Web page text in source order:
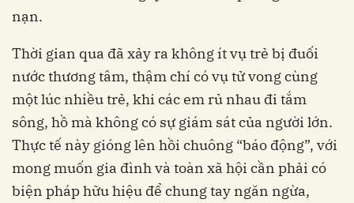
nạn.
Thời gian qua đã xảy ra không ít vụ trẻ bị đuối
nước thương tâm, thậm chí có vụ tử vong cùng
một lúc nhiều trẻ, khi các em rủ nhau đi tắm
sông, hồ mà không có sự giám sát của người lớn.
Thực tế này gióng lên hồi chuông “báo động”, với
mong muốn gia đình và toàn xã hội cần phải có
biện pháp hữu hiệu để chung tay ngăn ngừa,